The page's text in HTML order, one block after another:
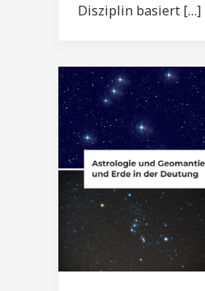
Disziplin basiert […]